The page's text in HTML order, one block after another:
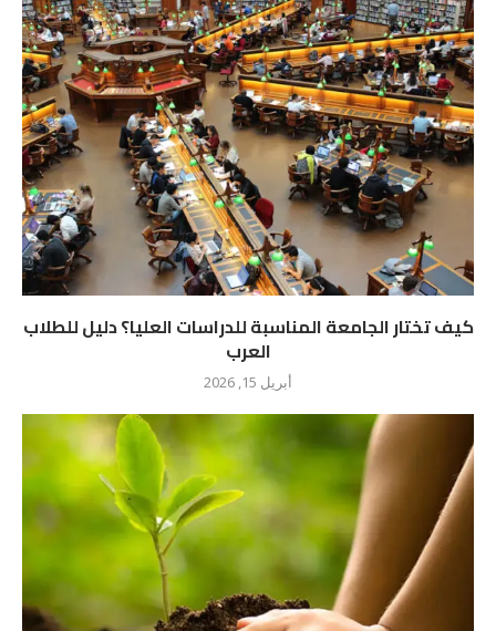
كيف تختار الجامعة المناسبة للدراسات العليا؟ دليل للطلاب
العرب
أبريل 15, 2026